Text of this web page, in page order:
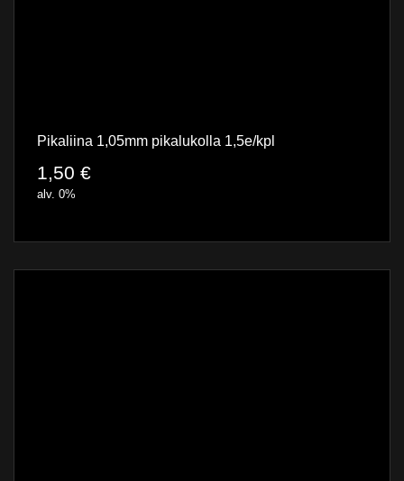
Pikaliina 1,05mm pikalukolla 1,5e/kpl
1,50 €
alv. 0%